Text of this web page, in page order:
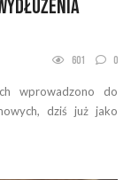
601 0
wprowadzono do
dziś już jako